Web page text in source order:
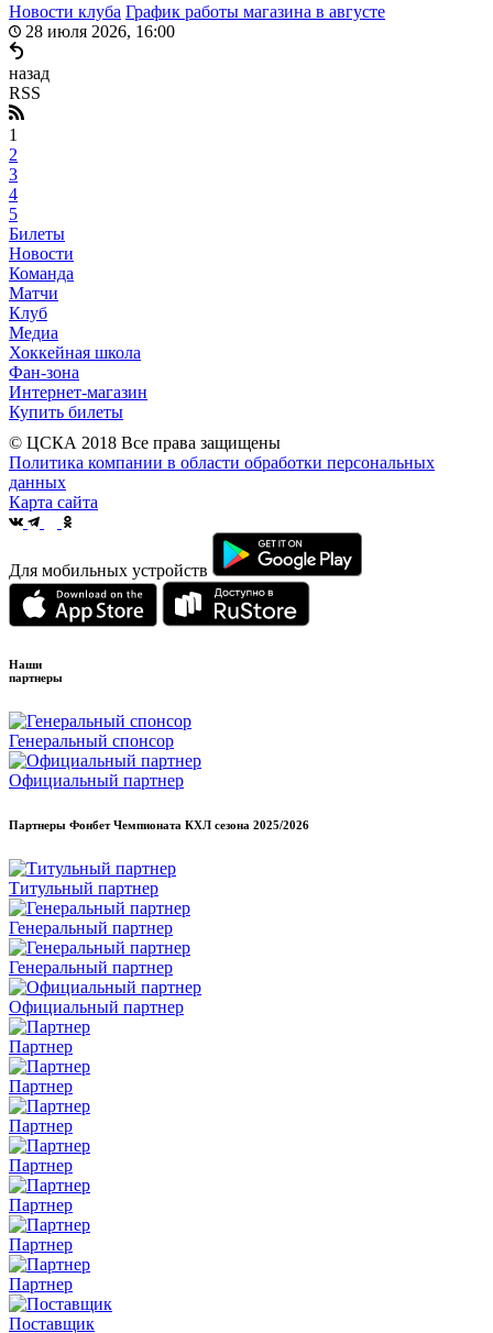
Новости клуба График работы магазина в августе
28 июля 2026, 16:00
назад
RSS
1
2
3
4
5
Билеты
Новости
Команда
Матчи
Клуб
Медиа
Хоккейная школа
Фан-зона
Интернет-магазин
Купить билеты
© ЦСКА 2018 Все права защищены
Политика компании в области обработки персональных
данных
Карта сайта
Для мобильных устройств
Наши
партнеры
Генеральный спонсор
Официальный партнер
Партнеры Фонбет Чемпионата КХЛ сезона 2025/2026
Титульный партнер
Генеральный партнер
Генеральный партнер
Официальный партнер
Партнер
Партнер
Партнер
Партнер
Партнер
Партнер
Партнер
Поставщик